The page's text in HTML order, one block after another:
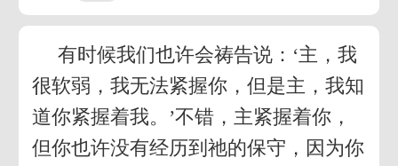
有时候我们也许会祷告说：‘主，我
很软弱，我无法紧握你，但是主，我知
道你紧握着我。’不错，主紧握着你，
但你也许没有经历到祂的保守，因为你